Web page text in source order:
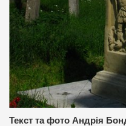
Текст та фото Андрія